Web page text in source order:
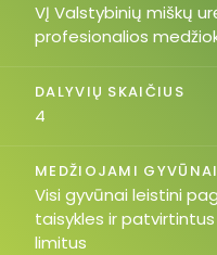
VĮ Valstybinių miškų
profesionalios
DALYVIŲ SKAIČIUS
4
MEDŽIOJAMI GYVŪNAI
Visi gyvūnai leistini
taisykles ir
limitus